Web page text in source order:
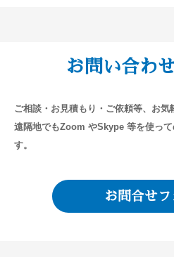
お問い合わ
ご相談・お見積もり・ご依頼等、お気
遠隔地でもZoom やSkype 等を使っ
す。
お問合せ